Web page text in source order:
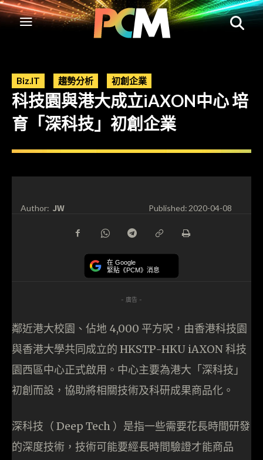
Biz.IT 趨勢分析 初創企業
科技園與港大成立iAXON中心 培
育「深科技」初創企業
Author: JW Published:2020-04-08
在 Google
緊貼《PCM》消息
- 廣告 -
鄰近港大校園、佔地 4,000 平方呎，由香港科技園
與香港大學共同成立的 HKSTP-HKU iAXON 科技
園西區中心正式啟用。中心主要為港大「深科技」
初創而設，協助將相關技術及科研成果商品化。
深科技（ Deep Tech ）是指一些需要花長時間研發
的深度技術，技術可能要經長時間驗證才能商品